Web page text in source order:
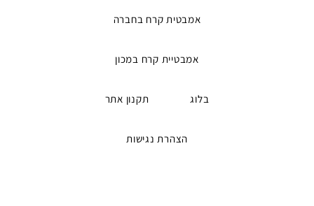
אמבטית קרח בחברה
אמבטיית קרח במכון
בלוג תקנון אתר
הצהרת נגישות